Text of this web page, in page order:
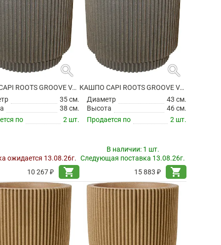
search
КАШПО CAPI ROOTS GROOVE VASE CYLINDER WARM TAUPE
35 см.
38 см.
по
2 шт.
ожидается 13.08.26г.
10 267 ₽
shopping_cart
search
КАШПО CAPI ROOTS GROOVE VASE CYLINDER WARM TAUPE
Диаметр
43 см.
Высота
46 см.
Продается по
2 шт.
В наличии: 1 шт.
Следующая поставка 13.08.26г.
15 883 ₽
shopping_cart